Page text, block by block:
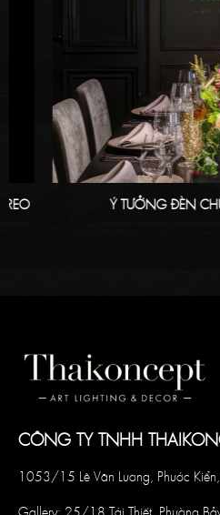
Ý TƯỞNG ĐÈN CHÙM
CÔNG TY TNHH
1053/15 Lê Văn Lương, Phước